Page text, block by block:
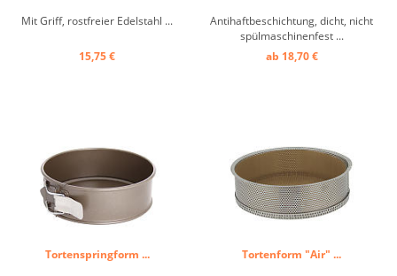
Mit Griff, rostfreier Edelstahl ...
15,75 €
Antihaftbeschichtung, dicht, nicht
spülmaschinenfest ...
ab 18,70 €
Tortenspringform ... Tortenform "Air" ...